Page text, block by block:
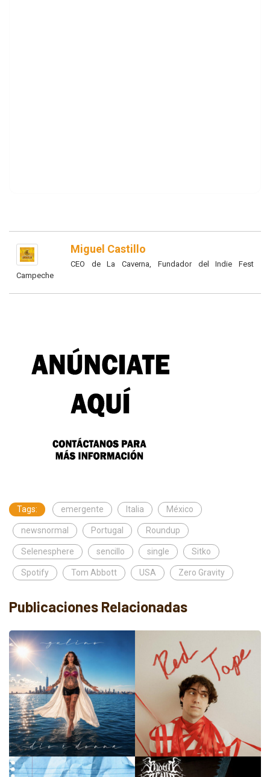
Miguel Castillo
CEO de La Caverna, Fundador del Indie Fest
Campeche
Tags: emergente Italia México
newsnormal Portugal Roundup
Selenesphere sencillo single Sitko
Spotify Tom Abbott USA Zero Gravity
Publicaciones Relacionadas